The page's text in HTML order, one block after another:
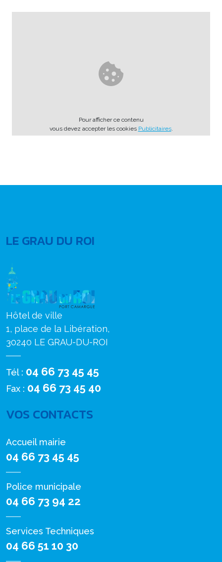
Pour afficher ce contenu
vous devez accepter les cookies Publicitaires.
LE GRAU DU ROI
Hôtel de ville
1, place de la Libération,
30240 LE GRAU-DU-ROI
Tél : 04 66 73 45 45
Fax : 04 66 73 45 40
VOS CONTACTS
Accueil mairie
04 66 73 45 45
Police municipale
04 66 73 94 22
Services Techniques
04 66 51 10 30